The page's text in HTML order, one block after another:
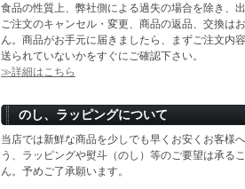
食品の性質上、弊社側による過失の場合を除き、
ご注文のキャンセル・変更、商品の返品、交換は
ん。商品がお手元に届きましたら、まずご注文内
送られていないかをすぐにご確認下さい。
≫詳細はこちら
のし、ラッピングについて
当店では新鮮な商品を少しでも早くお安くお客様
う、ラッピングや熨斗（のし）等のご要望は承る
ん。予めご了承願います。